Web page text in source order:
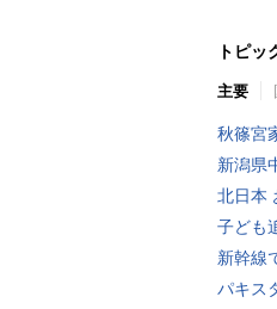
トピッ
主要
秋篠宮
新潟県
北日本
子ども
新幹線
パキス